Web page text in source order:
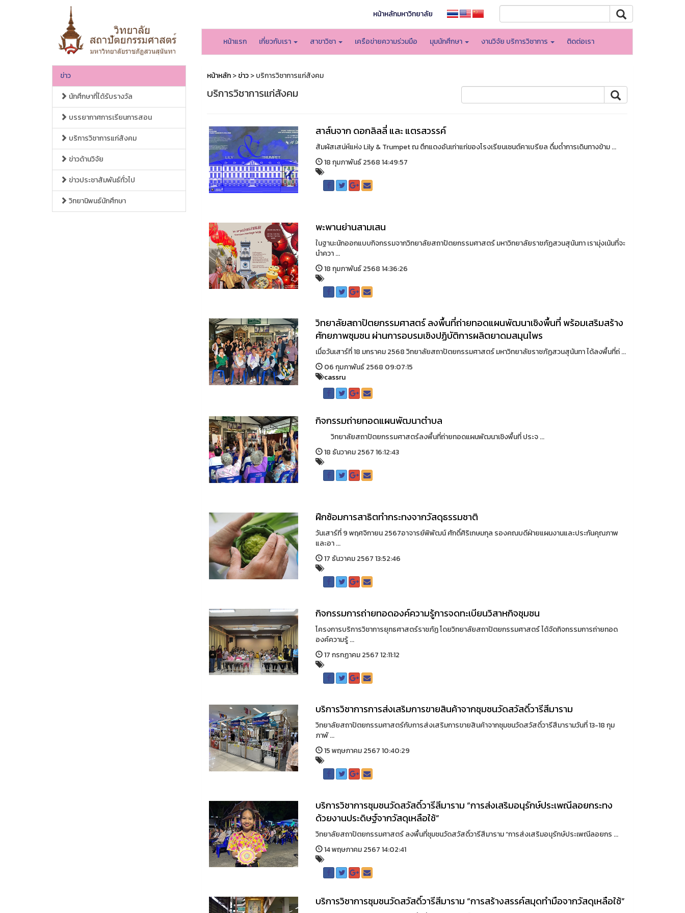
หน้าหลักมหาวิทยาลัย
หน้าแรก เกี่ยวกับเรา สาขาวิชา เครือข่ายความร่วมมือ มุมนักศึกษา งานวิจัย บริการวิชาการ ติดต่อเรา
ข่าว
นักศึกษาที่ได้รับรางวัล
บรรยากาศการเรียนการสอน
บริการวิชาการแก่สังคม
ข่าวด้านวิจัย
ข่าวประชาสัมพันธ์ทั่วไป
วิทยานิพนธ์นักศึกษา
หน้าหลัก>ข่าว> บริการวิชาการแก่สังคม
บริการวิชาการแก่สังคม
สาส์นจาก ดอกลิลลี่ และ แตรสวรรค์
สัมผัสเสน่ห์แห่ง Lily & Trumpet ณ ตึกแดงอันเก่าแก่ของโรงเรียนเซนต์คาเบรียล ดื่มด่ำการเดินทางข้าม ...
18 กุมภาพันธ์ 2568 14:49:57
พะพานย่านสามเสน
ในฐานะนักออกแบบกิจกรรมจากวิทยาลัยสถาปัตยกรรมศาสตร์ มหาวิทยาลัยราชภัฏสวนสุนันทา เรามุ่งเน้นที่จะ
นำควา ...
18 กุมภาพันธ์ 2568 14:36:26
วิทยาลัยสถาปัตยกรรมศาสตร์ ลงพื้นที่ถ่ายทอดแผนพัฒนาเชิงพื้นที่ พร้อมเสริมสร้าง
ศักยภาพชุมชน ผ่านการอบรมเชิงปฏิบัติการผลิตยาดมสมุนไพร
เมื่อวันเสาร์ที่ 18 มกราคม 2568 วิทยาลัยสถาปัตยกรรมศาสตร์ มหาวิทยาลัยราชภัฏสวนสุนันทา ได้ลงพื้นที่ถ่ ...
06 กุมภาพันธ์ 2568 09:07:15
cassru
กิจกรรมถ่ายทอดแผนพัฒนาตำบล
วิทยาลัยสถาปัตยกรรมศาสตร์ลงพื้นที่ถ่ายทอดแผนพัฒนาเชิงพื้นที่ ประจ ...
18 ธันวาคม 2567 16:12:43
ฝึกซ้อมการสาธิตทำกระทงจากวัสดุธรรมชาติ
วันเสาร์ที่ 9 พฤศจิกายน 2567อาจารย์พิพัฒน์ ศักดิ์ศิริเกษมกุล รองคณบดีฝ่ายแผนงานและประกันคุณภาพ
และอา ...
17 ธันวาคม 2567 13:52:46
กิจกรรมการถ่ายทอดองค์ความรู้การจดทะเบียนวิสาหกิจชุมชน
โครงการบริการวิชาการยุทธศาสตร์ราชภัฏ โดยวิทยาลัยสถาปัตยกรรมศาสตร์ ได้จัดกิจกรรมการถ่ายทอด
องค์ความรู้ ...
17 กรกฏาคม 2567 12:11:12
บริการวิชาการการส่งเสริมการขายสินค้าจากชุมชนวัดสวัสดิ์วารีสีมาราม
วิทยาลัยสถาปัตยกรรมศาสตร์กับการส่งเสริมการขายสินค้าจากชุมชนวัดสวัสดิ์วารีสีมารามวันที่ 13-18 กุม
ภาพั ...
15 พฤษภาคม 2567 10:40:29
บริการวิชาการชุมชนวัดสวัสดิ์วารีสีมาราม “การส่งเสริมอนุรักษ์ประเพณีลอยกระทง
ด้วยงานประดิษฐ์จากวัสดุเหลือใช้”
วิทยาลัยสถาปัตยกรรมศาสตร์ ลงพื้นที่ชุมชนวัดสวัสดิ์วารีสีมาราม “การส่งเสริมอนุรักษ์ประเพณีลอยกร ...
14 พฤษภาคม 2567 14:02:41
บริการวิชาการชุมชนวัดสวัสดิ์วารีสีมาราม “การสร้างสรรค์สมุดทำมือจากวัสดุเหลือใช้”